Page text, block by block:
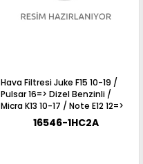
Hava Filtresi Juke F15 10-19 /
Pulsar 16=> Dizel Benzinli /
Micra K13 10-17 / Note E12 12=>
1.2 Benzinli16546-1HC2A